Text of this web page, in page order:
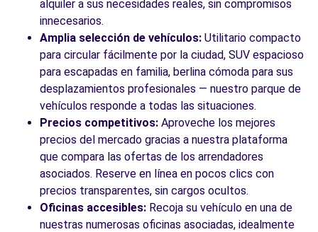
alquiler a sus necesidades reales, sin compromisos
innecesarios.
Amplia selección de vehículos: Utilitario compacto
para circular fácilmente por la ciudad, SUV espacioso
para escapadas en familia, berlina cómoda para sus
desplazamientos profesionales — nuestro parque de
vehículos responde a todas las situaciones.
Precios competitivos: Aproveche los mejores
precios del mercado gracias a nuestra plataforma
que compara las ofertas de los arrendadores
asociados. Reserve en línea en pocos clics con
precios transparentes, sin cargos ocultos.
Oficinas accesibles: Recoja su vehículo en una de
nuestras numerosas oficinas asociadas, idealmente